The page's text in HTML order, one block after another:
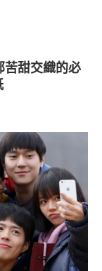
苦甜交織的必